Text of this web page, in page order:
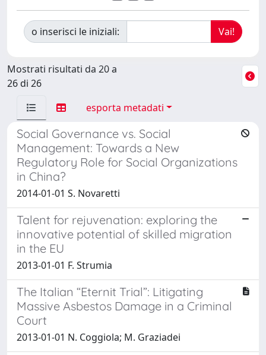
o inserisci le iniziali:
Mostrati risultati da 20 a
26 di 26
esporta metadati
Social Governance vs. Social
Management: Towards a New
Regulatory Role for Social Organizations
in China?
2014-01-01 S. Novaretti
Talent for rejuvenation: exploring the
innovative potential of skilled migration
in the EU
2013-01-01 F. Strumia
The Italian “Eternit Trial”: Litigating
Massive Asbestos Damage in a Criminal
Court
2013-01-01 N. Coggiola; M. Graziadei